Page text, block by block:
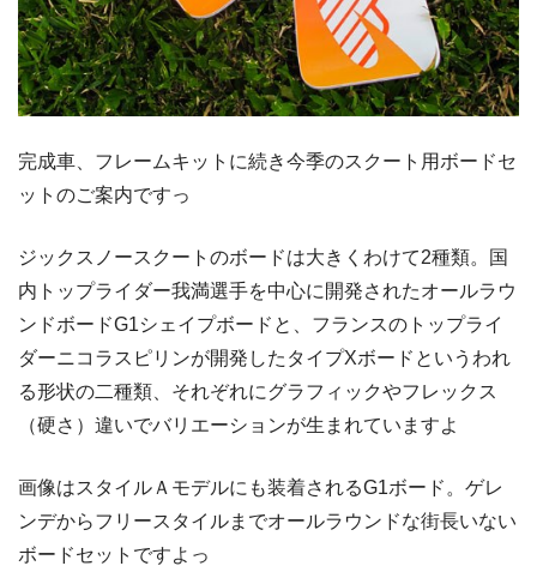
完成車、フレームキットに続き今季のスクート用ボードセ
ットのご案内ですっ
ジックスノースクートのボードは大きくわけて2種類。国
内トップライダー我満選手を中心に開発されたオールラウ
ンドボードG1シェイプボードと、フランスのトップライ
ダーニコラスピリンが開発したタイプXボードというわれ
る形状の二種類、それぞれにグラフィックやフレックス
（硬さ）違いでバリエーションが生まれていますよ
画像はスタイルＡモデルにも装着されるG1ボード。ゲレ
ンデからフリースタイルまでオールラウンドな街長いない
ボードセットですよっ